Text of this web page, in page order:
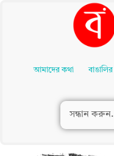
Contentআমাদের কথা বাঙালির